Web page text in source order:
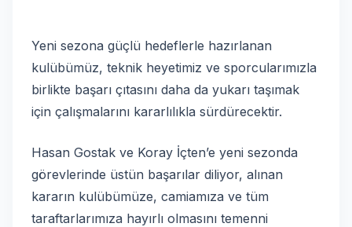
Yeni sezona güçlü hedeflerle hazırlanan
kulübümüz, teknik heyetimiz ve sporcularımızla
birlikte başarı çıtasını daha da yukarı taşımak
için çalışmalarını kararlılıkla sürdürecektir.
Hasan Gostak ve Koray İçten’e yeni sezonda
görevlerinde üstün başarılar diliyor, alınan
kararın kulübümüze, camiamıza ve tüm
taraftarlarımıza hayırlı olmasını temenni